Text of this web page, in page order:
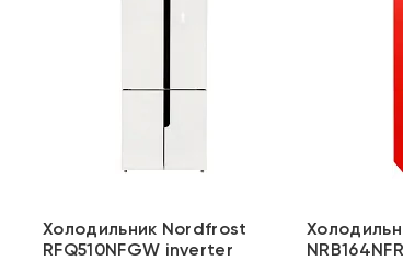
Холодильник Nordfrost
RFQ510NFGW inverter
NRB164NFR